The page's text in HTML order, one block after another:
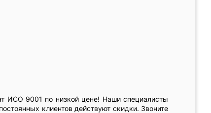
ИСО 9001 по низкой цене! Наши специалисты
клиентов действуют скидки. Звоните